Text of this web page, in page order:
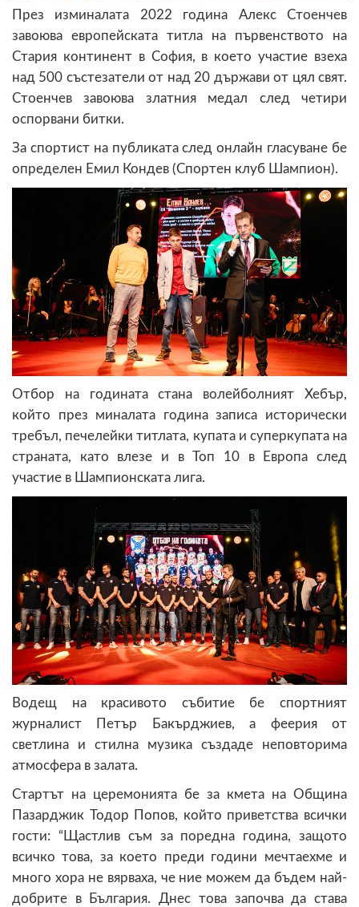
През изминалата 2022 година Алекс Стоенчев
завоюва европейската титла на първенството на
Стария континент в София, в което участие взеха
над 500 състезатели от над 20 държави от цял свят.
Стоенчев завоюва златния медал след четири
оспорвани битки.
За спортист на публиката след онлайн гласуване бе
определен Емил Кондев (Спортен клуб Шампион).
Отбор на годината стана волейболният Хебър,
който през миналата година записа исторически
требъл, печелейки титлата, купата и суперкупата на
страната, като влезе и в Топ 10 в Европа след
участие в Шампионската лига.
Водещ на красивото събитие бе спортният
журналист Петър Бакърджиев, а феерия от
светлина и стилна музика създаде неповторима
атмосфера в залата.
Стартът на церемонията бе за кмета на Община
Пазарджик Тодор Попов, който приветства всички
гости: “Щастлив съм за поредна година, защото
всичко това, за което преди години мечтаехме и
много хора не вярваха, че ние можем да бъдем най-
добрите в България. Днес това започва да става